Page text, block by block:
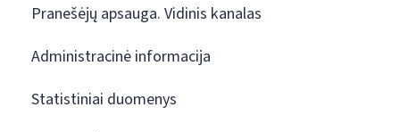
Pranešėjų apsauga. Vidinis kanalas
Administracinė informacija
Statistiniai duomenys